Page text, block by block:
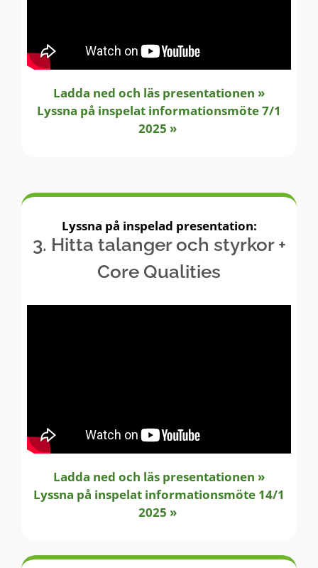
Ladda ned och läs presentationen »
Lyssna på inspelat informationsmöte 7/1
2025 »
Lyssna på inspelad presentation:
3. Hitta talanger och styrkor +
Core Qualities
Ladda ned och läs presentationen »
Lyssna på inspelat informationsmöte 14/1
2025 »